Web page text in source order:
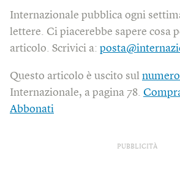
Internazionale pubblica ogni
lettere. Ci piacerebbe sapere cosa
articolo. Scrivici a:
Questo articolo è uscito sul numero
Internazionale, a pagina 78.
Abbonati
PUBBLICITÀ